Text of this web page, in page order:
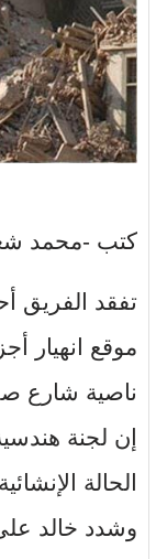
كتب -محمد
تفقد الفريق
موقع انهيار
ناصية شارع
إن لجنة
الحالة
وشدد خالد على